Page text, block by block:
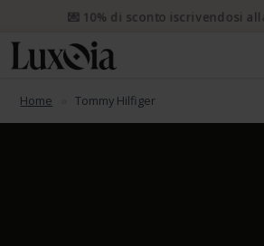
Home Tommy Hilfiger
📦 Spedizione prioritaria gratuita da CHF
prioritaria raccomandata da CHF 250.